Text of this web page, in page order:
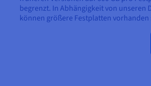
begrenzt. In Abhängigkeit von unseren
können größere Festplatten vorhanden